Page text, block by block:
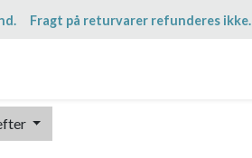
Fragt på returvarer refunderes ikke.